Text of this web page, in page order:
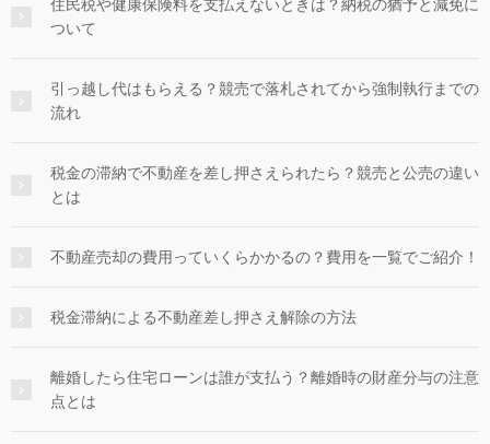
住民税や健康保険料を支払えないときは？納税の猶予と減免に
ついて
引っ越し代はもらえる？競売で落札されてから強制執行までの
流れ
税金の滞納で不動産を差し押さえられたら？競売と公売の違い
とは
不動産売却の費用っていくらかかるの？費用を一覧でご紹介！
税金滞納による不動産差し押さえ解除の方法
離婚したら住宅ローンは誰が支払う？離婚時の財産分与の注意
点とは